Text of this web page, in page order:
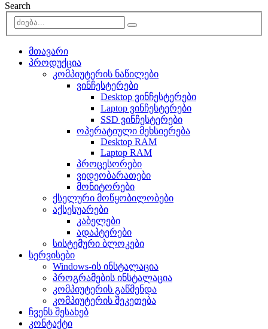
Search
მთავარი
პროდუქცია
კომპიუტერის ნაწილები
ვინჩესტერები
Desktop ვინჩესტერები
Laptop ვინჩესტერები
SSD ვინჩესტერები
ოპერატიული მეხსიერება
Desktop RAM
Laptop RAM
პროცესორები
ვიდეობარათები
მონიტორები
ქსელური მოწყობილობები
აქსესუარები
კაბელები
ადაპტერები
სისტემური ბლოკები
სერვისები
Windows-ის ინსტალაცია
პროგრამების ინსტალაცია
კომპიუტერის გაწმენდა
კომპიუტერის შეკეთება
ჩვენს შესახებ
კონტაქტი